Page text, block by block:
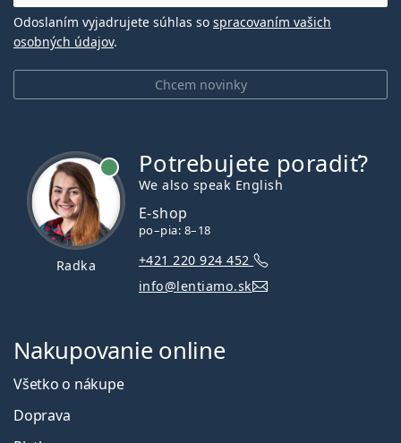
Chcem novinky
Odoslaním vyjadrujete súhlas so spracovaním vašich
osobných údajov.
Radka
Potrebujete poradiť?
We also speak English
E-shop
po–pia: 8–18
+421 220 924 452
info@lentiamo.sk
Nakupovanie online
Všetko o nákupe
Doprava